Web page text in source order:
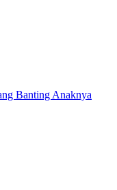
Banting Anaknya